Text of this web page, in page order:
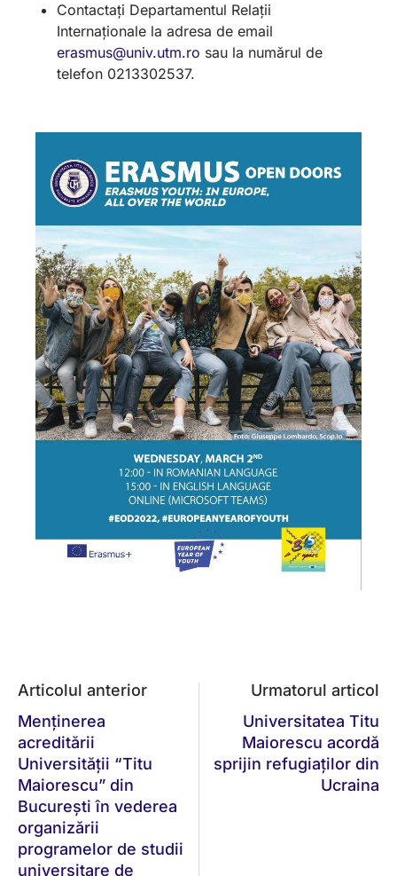
Contactați Departamentul Relații
Internaționale la adresa de email
erasmus@univ.utm.ro sau la numărul de
telefon 0213302537.
Articolul anterior
Menținerea
acreditării
Universității “Titu
Maiorescu” din
București în vederea
organizării
programelor de studii
universitare de
Urmatorul articol
Universitatea Titu
Maiorescu acordă
sprijin refugiaților din
Ucraina